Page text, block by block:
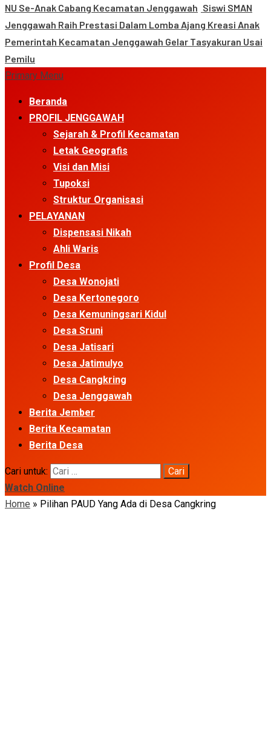
NU Se-Anak Cabang Kecamatan Jenggawah Siswi SMAN
Jenggawah Raih Prestasi Dalam Lomba Ajang Kreasi Anak
Pemerintah Kecamatan Jenggawah Gelar Tasyakuran Usai
Pemilu
Primary Menu
Beranda
PROFIL JENGGAWAH
Sejarah & Profil Kecamatan
Letak Geografis
Visi dan Misi
Tupoksi
Struktur Organisasi
PELAYANAN
Dispensasi Nikah
Ahli Waris
Profil Desa
Desa Wonojati
Desa Kertonegoro
Desa Kemuningsari Kidul
Desa Sruni
Desa Jatisari
Desa Jatimulyo
Desa Cangkring
Desa Jenggawah
Berita Jember
Berita Kecamatan
Berita Desa
Cari untuk:
Watch Online
Home » Pilihan PAUD Yang Ada di Desa Cangkring